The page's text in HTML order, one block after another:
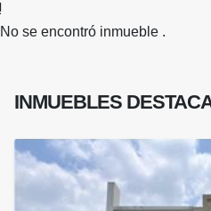
No se encontró inmueble .
INMUEBLES